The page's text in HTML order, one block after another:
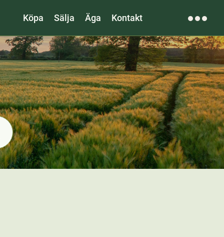
Köpa Sälja Äga Kontakt